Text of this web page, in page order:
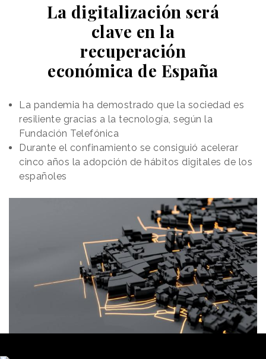
La digitalización será
clave en la
recuperación
económica de España
La pandemia ha demostrado que la sociedad es
resiliente gracias a la tecnología, según la
Fundación Telefónica
Durante el confinamiento se consiguió acelerar
cinco años la adopción de hábitos digitales de los
españoles